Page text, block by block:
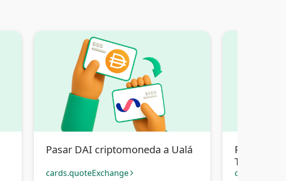
Pasar DAI criptomoneda a Ualá
cards.quoteExchange arrow_forward_ios
Pasar